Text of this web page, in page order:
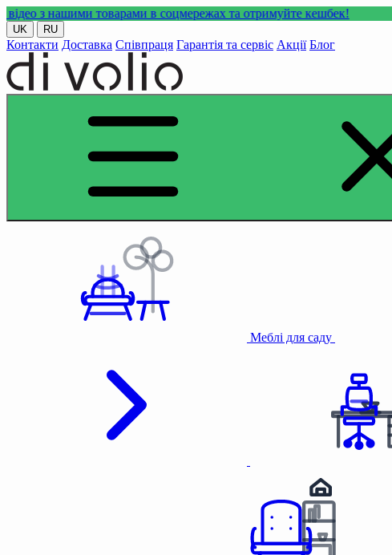
товарами в соцмережах та отримуйте кешбек!
UK RU
Контакти Доставка Співпраця Гарантія та сервіс Акції Блог
Меблі для саду